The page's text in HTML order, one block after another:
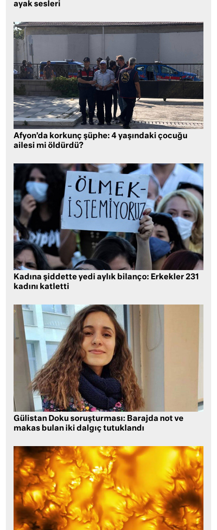
ayak sesleri
Afyon’da korkunç şüphe: 4 yaşındaki çocuğu
ailesi mi öldürdü?
Kadına şiddette yedi aylık bilanço: Erkekler 231
kadını katletti
Gülistan Doku soruşturması: Barajda not ve
makas bulan iki dalgıç tutuklandı